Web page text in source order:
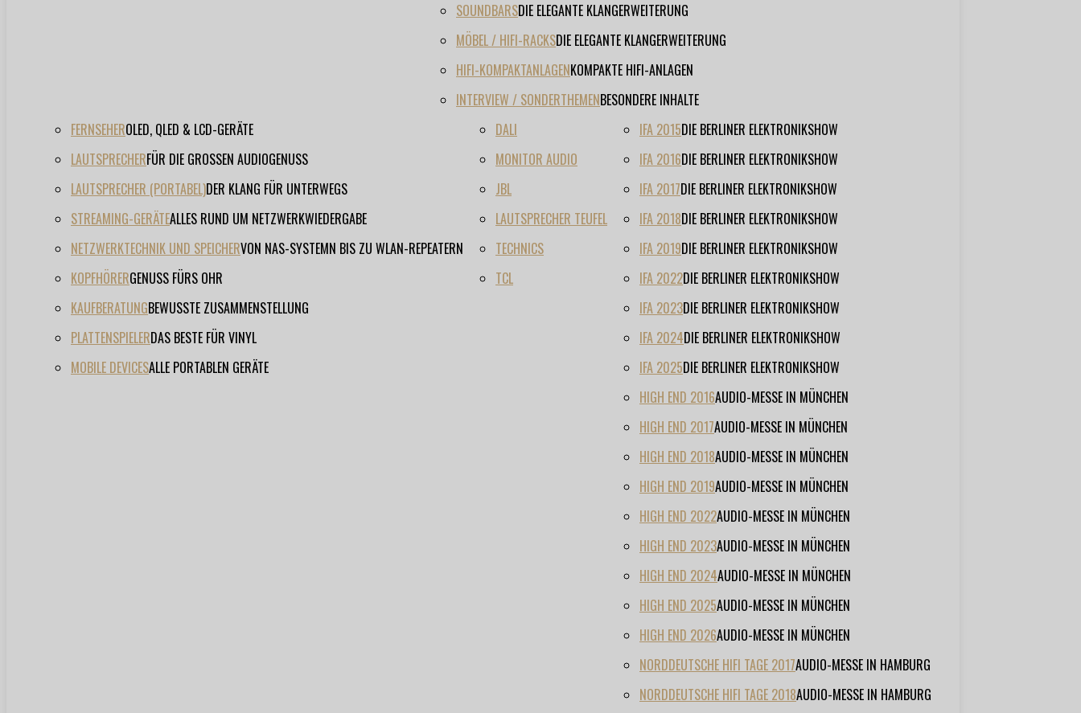
SOUNDBARSDIE ELEGANTE KLANGERWEITERUNG
MÖBEL / HIFI-RACKSDIE ELEGANTE KLANGERWEITERUNG
HIFI-KOMPAKTANLAGENKOMPAKTE HIFI-ANLAGEN
INTERVIEW / SONDERTHEMENBESONDERE INHALTE
FERNSEHEROLED, QLED & LCD-GERÄTE
LAUTSPRECHERFÜR DIE GROSSEN AUDIOGENUSS
LAUTSPRECHER (PORTABEL)DER KLANG FÜR UNTERWEGS
STREAMING-GERÄTEALLES RUND UM NETZWERKWIEDERGABE
NETZWERKTECHNIK UND SPEICHERVON NAS-SYSTEMN BIS ZU WLAN-REPEATERN
KOPFHÖRERGENUSS FÜRS OHR
KAUFBERATUNGBEWUSSTE ZUSAMMENSTELLUNG
PLATTENSPIELERDAS BESTE FÜR VINYL
MOBILE DEVICESALLE PORTABLEN GERÄTE
DALI
MONITOR AUDIO
JBL
LAUTSPRECHER TEUFEL
TECHNICS
TCL
IFA 2015DIE BERLINER ELEKTRONIKSHOW
IFA 2016DIE BERLINER ELEKTRONIKSHOW
IFA 2017DIE BERLINER ELEKTRONIKSHOW
IFA 2018DIE BERLINER ELEKTRONIKSHOW
IFA 2019DIE BERLINER ELEKTRONIKSHOW
IFA 2022DIE BERLINER ELEKTRONIKSHOW
IFA 2023DIE BERLINER ELEKTRONIKSHOW
IFA 2024DIE BERLINER ELEKTRONIKSHOW
IFA 2025DIE BERLINER ELEKTRONIKSHOW
HIGH END 2016AUDIO-MESSE IN MÜNCHEN
HIGH END 2017AUDIO-MESSE IN MÜNCHEN
HIGH END 2018AUDIO-MESSE IN MÜNCHEN
HIGH END 2019AUDIO-MESSE IN MÜNCHEN
HIGH END 2022AUDIO-MESSE IN MÜNCHEN
HIGH END 2023AUDIO-MESSE IN MÜNCHEN
HIGH END 2024AUDIO-MESSE IN MÜNCHEN
HIGH END 2025AUDIO-MESSE IN MÜNCHEN
HIGH END 2026AUDIO-MESSE IN MÜNCHEN
NORDDEUTSCHE HIFI TAGE 2017AUDIO-MESSE IN HAMBURG
NORDDEUTSCHE HIFI TAGE 2018AUDIO-MESSE IN HAMBURG